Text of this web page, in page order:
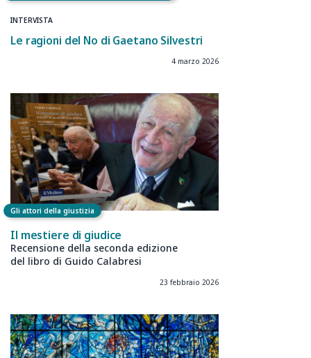
INTERVISTA
Le ragioni del No di Gaetano Silvestri
4 marzo 2026
Gli attori della giustizia
Il mestiere di giudice
Recensione della seconda edizione
del libro di Guido Calabresi
23 febbraio 2026